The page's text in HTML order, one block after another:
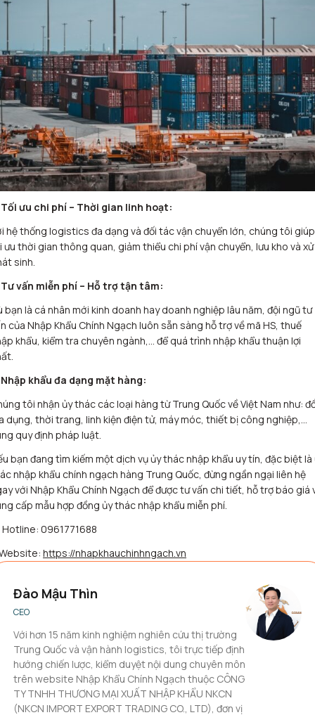
Tối ưu chi phí – Thời gian linh hoạt:
hệ thống logistics đa dạng và đối tác vận chuyển lớn, chúng tôi giúp
ưu thời gian thông quan, giảm thiểu chi phí vận chuyển, lưu kho và xử
sinh.
Tư vấn miễn phí – Hỗ trợ tận tâm:
bạn là cá nhân mới kinh doanh hay doanh nghiệp lâu năm, đội ngũ tư
của Nhập Khẩu Chính Ngạch luôn sẵn sàng hỗ trợ về mã HS, thuế
khẩu, kiểm tra chuyên ngành,… để quá trình nhập khẩu thuận lợi
Nhập khẩu đa dạng mặt hàng:
tôi nhận ủy thác các loại hàng từ Trung Quốc về Việt Nam như:
dụng, thời trang, linh kiện điện tử, máy móc, thiết bị công nghiệp,…
quy định pháp luật.
bạn đang tìm kiếm một dịch vụ ủy thác nhập khẩu uy tín, đặc biệt là
nhập khẩu chính ngạch hàng Trung Quốc, đừng ngần ngại liên hệ
với Nhập Khẩu Chính Ngạch để được tư vấn chi tiết, hỗ trợ báo giá
cấp mẫu hợp đồng ủy thác nhập khẩu miễn phí.
Hotline: 0961771688
Website: https://nhapkhauchinhngach.vn
Đào Mậu Thìn
CEO
Với hơn 15 năm kinh nghiệm nghiên cứu thị trường
Trung Quốc và vận hành logistics, tôi trực tiếp định
hướng chiến lược, kiểm duyệt nội dung chuyên môn
trên website Nhập Khẩu Chính Ngạch thuộc CÔNG
TY TNHH THƯƠNG MẠI XUẤT NHẬP KHẨU NKCN
(NKCN IMPORT EXPORT TRADING CO., LTD), đơn vị